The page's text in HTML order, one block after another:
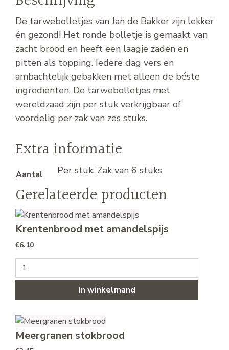
De tarwebolletjes van Jan de Bakker zijn lekker
én gezond! Het ronde bolletje is gemaakt van
zacht brood en heeft een laagje zaden en
pitten als topping. Iedere dag vers en
ambachtelijk gebakken met alleen de béste
ingrediënten. De tarwebolletjes met
wereldzaad zijn per stuk verkrijgbaar of
voordelig per zak van zes stuks.
Extra informatie
Aantal Per stuk, Zak van 6 stuks
Gerelateerde producten
Krentenbrood met amandelspijs
€6.10
Krentenbrood met amandelspijs aantal
In winkelmand
Meergranen stokbrood